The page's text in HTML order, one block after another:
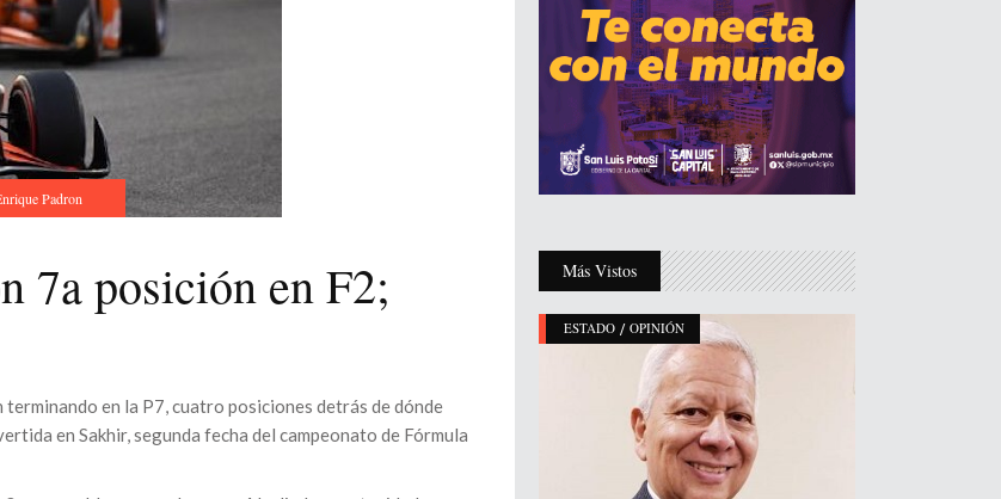
Padron
7a posición en F2;
en la P7, cuatro posiciones detrás de dónde
en Sakhir, segunda fecha del campeonato de Fórmula
Más Vistos
ESTADO / OPINIÓN